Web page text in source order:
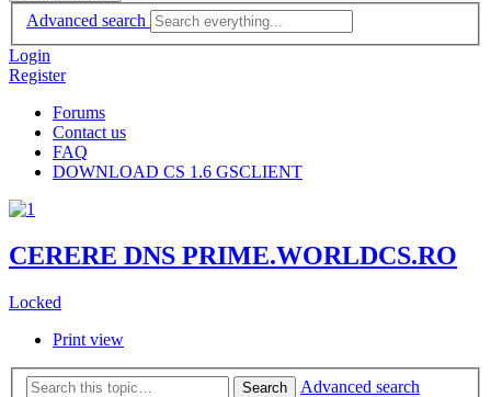
Advanced search
Login
Register
Forums
Contact us
FAQ
DOWNLOAD CS 1.6 GSCLIENT
CERERE DNS PRIME.WORLDCS.RO
Locked
Print view
Search
Advanced search